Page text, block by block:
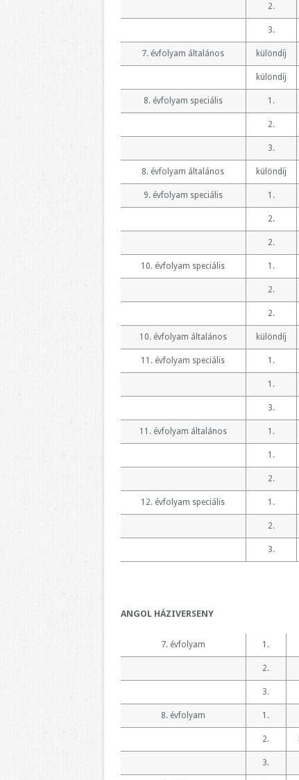
2.
3.
7. évfolyam általános különdíj
különdíj
8. évfolyam speciális 1.
2.
3.
8. évfolyam általános különdíj
9. évfolyam speciális 1.
2.
2.
10. évfolyam speciális 1.
2.
2.
10. évfolyam általános különdíj
11. évfolyam speciális 1.
1.
3.
11. évfolyam általános 1.
1.
2.
12. évfolyam speciális 1.
2.
3.
ANGOL HÁZIVERSENY
7. évfolyam 1.
2.
3.
8. évfolyam 1.
2.
3.